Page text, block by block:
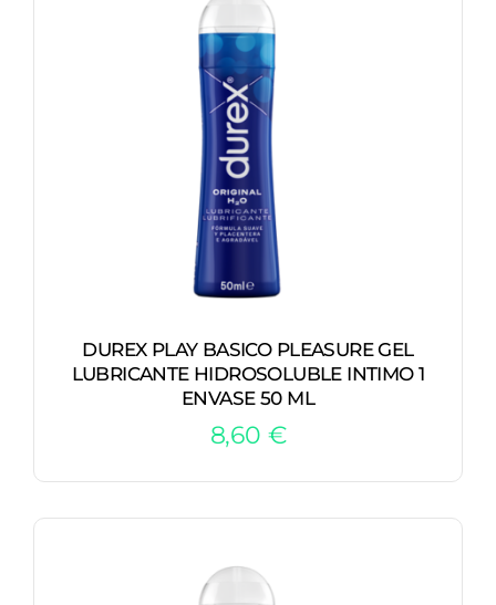
DUREX PLAY BASICO PLEASURE GEL
LUBRICANTE HIDROSOLUBLE INTIMO 1
ENVASE 50 ML
8,60 €